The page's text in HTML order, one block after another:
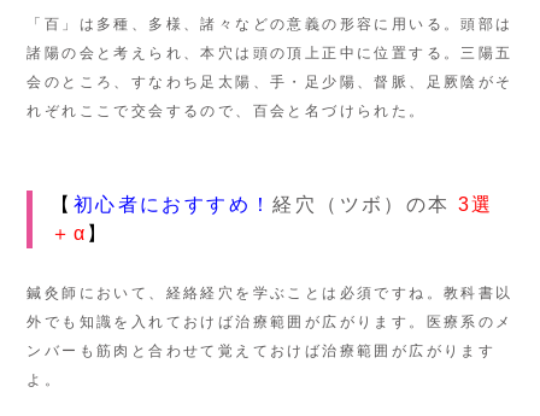
「百」は多種、多様、諸々などの意義の形容に用いる。頭部は
諸陽の会と考えられ、本穴は頭の頂上正中に位置する。三陽五
会のところ、すなわち足太陽、手・足少陽、督脈、足厥陰がそ
れぞれここで交会するので、百会と名づけられた。
【 初心者におすすめ！経穴（ツボ）の本3選
＋α 】
鍼灸師において、経絡経穴を学ぶことは必須ですね。教科書以
外でも知識を入れておけば治療範囲が広がります。医療系のメ
ンバーも筋肉と合わせて覚えておけば治療範囲が広がります
よ。